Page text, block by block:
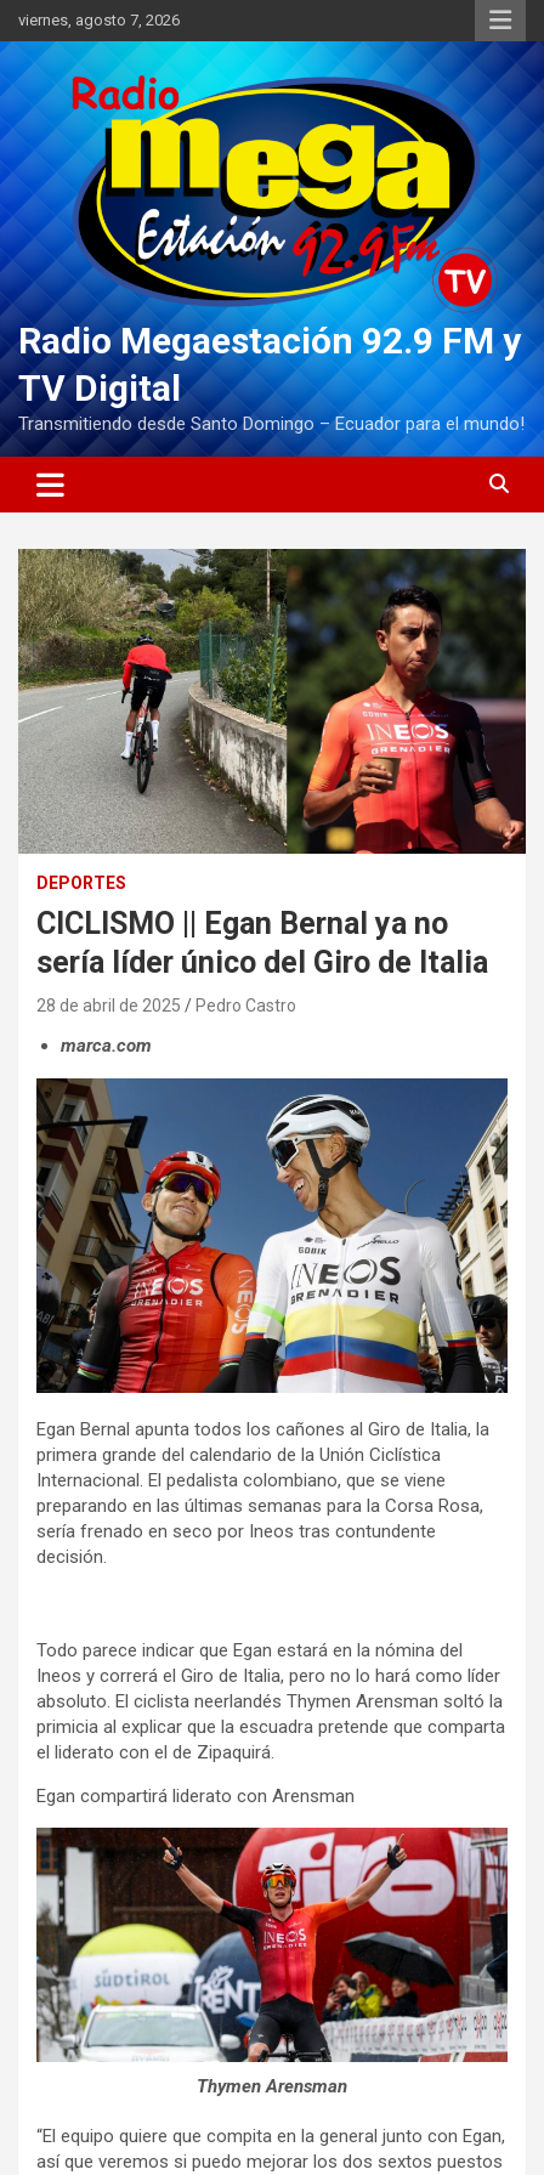
Saltar
al
contenido
viernes, agosto 7, 2026
Radio Megaestación 92.9 FM y
TV Digital
Transmitiendo desde Santo Domingo – Ecuador para el mundo!
DEPORTES
CICLISMO || Egan Bernal ya no
sería líder único del Giro de Italia
28 de abril de 2025 Pedro Castro
marca.com
Egan Bernal apunta todos los cañones al Giro de Italia, la
primera grande del calendario de la Unión Ciclística
Internacional. El pedalista colombiano, que se viene
preparando en las últimas semanas para la Corsa Rosa,
sería frenado en seco por Ineos tras contundente
decisión.
Todo parece indicar que Egan estará en la nómina del
Ineos y correrá el Giro de Italia, pero no lo hará como líder
absoluto. El ciclista neerlandés Thymen Arensman soltó la
primicia al explicar que la escuadra pretende que comparta
el liderato con el de Zipaquirá.
Egan compartirá liderato con Arensman
Thymen Arensman
“El equipo quiere que compita en la general junto con Egan,
así que veremos si puedo mejorar los dos sextos puestos